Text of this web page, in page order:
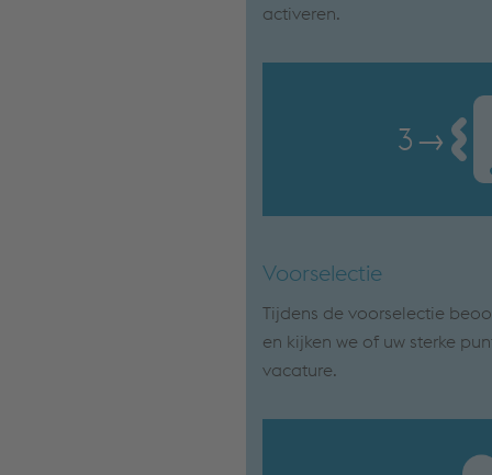
activeren.
3→
Voorselectie
Tijdens de voorselectie
en kijken we of uw sterke
vacature.